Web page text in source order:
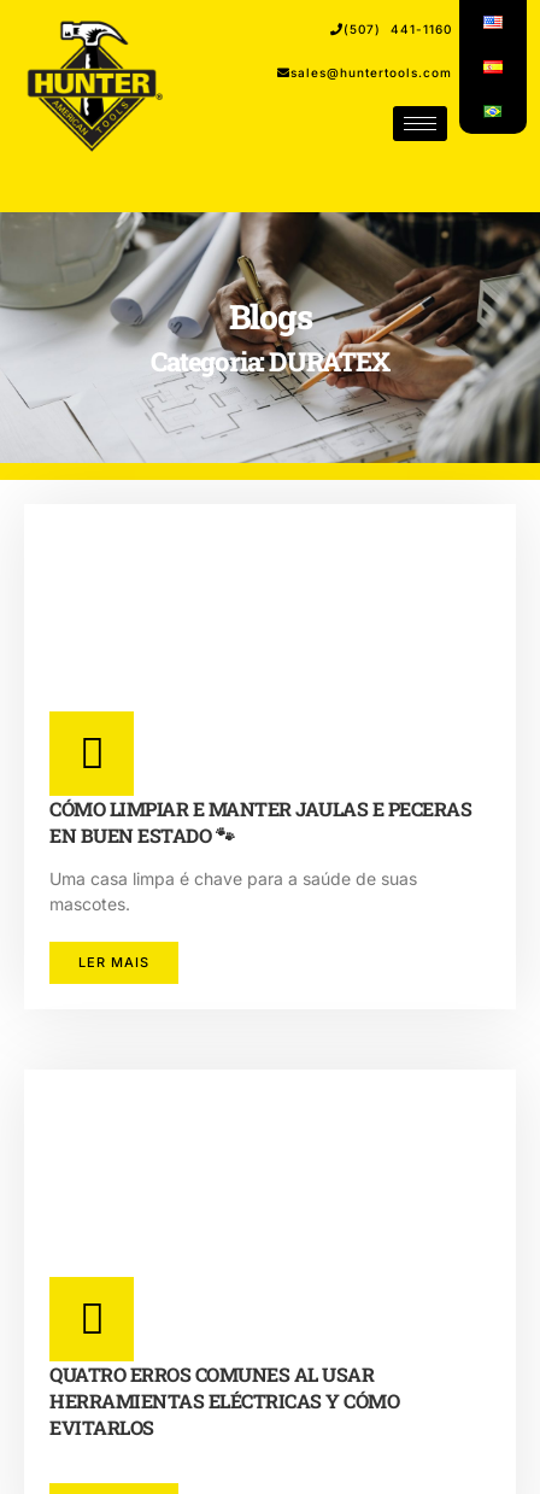
(507) 441-1160
sales@huntertools.com
Blogs
Categoria: DURATEX
CÓMO LIMPIAR E MANTER JAULAS E PECERAS
EN BUEN ESTADO 🐾
Uma casa limpa é chave para a saúde de suas
mascotes.
LER MAIS
QUATRO ERROS COMUNES AL USAR
HERRAMIENTAS ELÉCTRICAS Y CÓMO
EVITARLOS